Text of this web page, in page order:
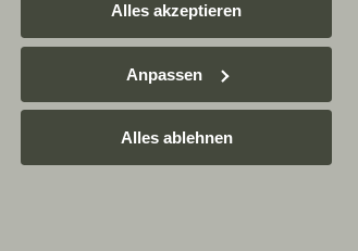
Alles akzeptieren
Anpassen
Alles ablehnen